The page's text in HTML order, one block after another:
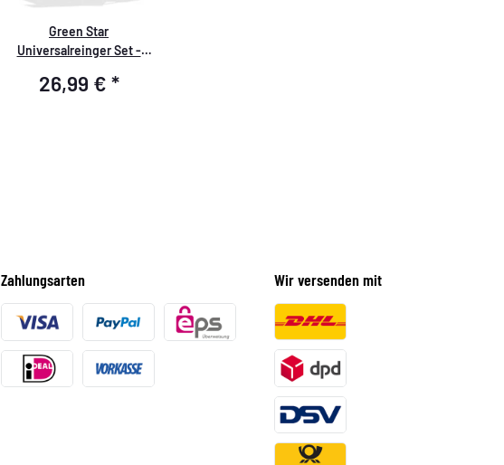
Green Star
Universalreinger Set -
26,99 € *
Zahlungsarten Wir versenden mit